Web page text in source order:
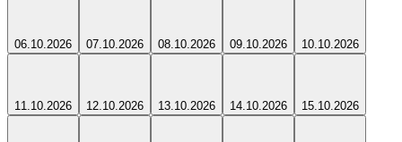
06.10.2026 07.10.2026 08.10.2026 09.10.2026 10.10.2026
11.10.2026 12.10.2026 13.10.2026 14.10.2026 15.10.2026